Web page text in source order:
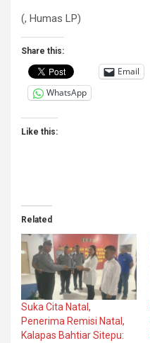
(, Humas LP)
Share this:
Email
WhatsApp
Like this:
Related
Suka Cita Natal,
Penerima Remisi Natal,
Kalapas Bahtiar Sitepu: